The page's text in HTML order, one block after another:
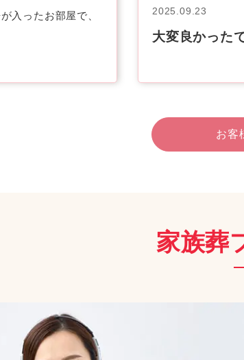
入ったお部屋で、
2025.09.23
大変良かった
お客
家族葬